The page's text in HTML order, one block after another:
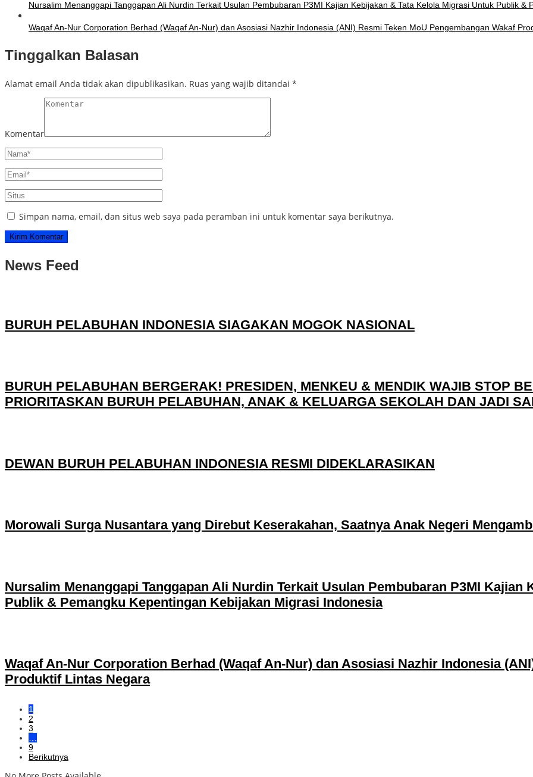
Nursalim Menanggapi Tanggapan Ali Nurdin Terkait Usulan Pembubaran P3MI Kajian Kebijakan & Tata Kelola Migrasi Untuk Publik
Waqaf An-Nur Corporation Berhad (Waqaf An-Nur) dan Asosiasi Nazhir Indonesia (ANI) Resmi Teken MoU Pengembangan Wakaf
Tinggalkan Balasan
Alamat email Anda tidak akan dipublikasikan. Ruas yang wajib ditandai *
Komentar
Simpan nama, email, dan situs web saya pada peramban ini untuk komentar saya berikutnya.
News Feed
BURUH PELABUHAN INDONESIA SIAGAKAN MOGOK NASIONAL
BURUH PELABUHAN BERGERAK! PRESIDEN, MENKEU & MENDIK WAJIB STOP
PRIORITASKAN BURUH PELABUHAN, ANAK & KELUARGA SEKOLAH DAN JADI
DEWAN BURUH PELABUHAN INDONESIA RESMI DIDEKLARASIKAN
Morowali Surga Nusantara yang Direbut Keserakahan, Saatnya Anak Negeri
Nursalim Menanggapi Tanggapan Ali Nurdin Terkait Usulan Pembubaran P3MI Kajian
Publik & Pemangku Kepentingan Kebijakan Migrasi Indonesia
Waqaf An-Nur Corporation Berhad (Waqaf An-Nur) dan Asosiasi Nazhir Indonesia
Produktif Lintas Negara
1
2
3
…
9
Berikutnya